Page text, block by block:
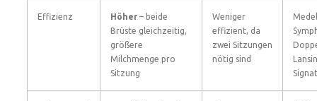
Effizienz Höher – beide
Brüste gleichzeitig,
größere
Milchmenge pro
Sitzung
Weniger
effizient, da
zwei Sitzungen
nötig sind